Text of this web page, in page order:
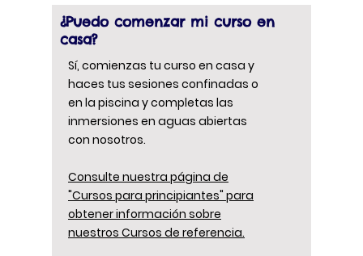
¿Puedo comenzar mi curso en
casa?
Sí, comienzas tu curso en casa y
haces tus sesiones confinadas o
en la piscina y completas las
inmersiones en aguas abiertas
con nosotros.
Consulte nuestra página de
"Cursos para principiantes" para
obtener información sobre
nuestros Cursos de referencia.